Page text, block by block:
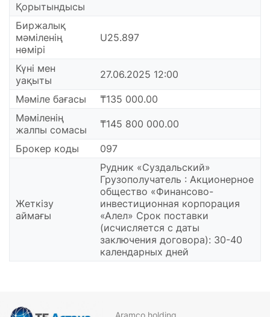
Қорытындысы
Биржалық
мәміленің
нөмірі
U25.897
Күні мен
уақыты
27.06.2025 12:00
Мәміле бағасы
₸135 000.00
Мәміленің
жалпы сомасы
₸145 800 000.00
Брокер коды 097
Жеткізу
аймағы
Рудник «Суздальский»
Грузополучатель : Акционерное
общество «Финансово-
инвестиционная корпорация
«Алел» Срок поставки
(исчисляется с даты
заключения договора): 30-40
календарных дней
Aramco holding